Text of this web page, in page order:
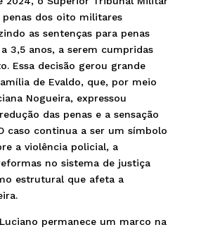
penas dos oito militares
as sentenças para penas
3,5 anos, a serem cumpridas
Essa decisão gerou grande
de Evaldo, que, por meio
Nogueira, expressou
das penas e a sensação
caso continua a ser um símbolo
a violência policial, a
no sistema de justiça
estrutural que afeta a
permanece um marco na